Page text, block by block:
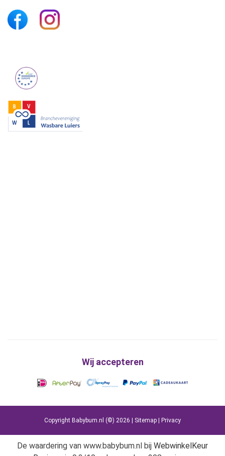
Wij accepteren
Copyright Babybum.nl (©) 2026 | Sitemap Privacy
De waardering van www.babybum.nl bij WebwinkelKeur